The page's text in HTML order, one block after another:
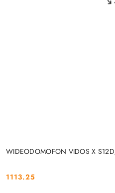
WIDEODOMOFON VIDOS X
Cena:
1113.25